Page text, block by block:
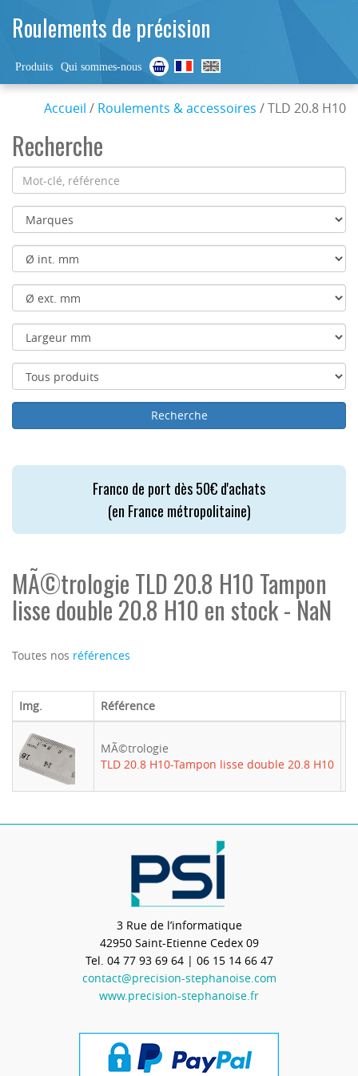
Roulements de précision
Produits Qui sommes-nous
Accueil / Roulements & accessoires / TLD 20.8 H10
Recherche
Franco de port dès 50€ d'achats
(en France métropolitaine)
MÃ©trologie TLD 20.8 H10 Tampon
lisse double 20.8 H10 en stock - NaN
Toutes nos références
Img. Référence
MÃ©trologie
TLD 20.8 H10-Tampon lisse double 20.8 H10
3 Rue de l’informatique
42950 Saint-Etienne Cedex 09
Tel. 04 77 93 69 64| 06 15 14 66 47
contact@precision-stephanoise.com
www.precision-stephanoise.fr